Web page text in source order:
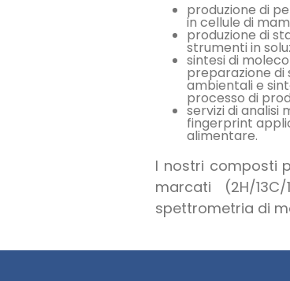
produzione di
in cellule di
produzione di
strumenti in
sintesi di
preparazione di
ambientali e
processo di
servizi di analisi
fingerprint
alimentare.
I nostri composti
marcati (2H/
spettrometria di